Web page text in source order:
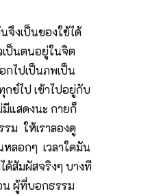
จึงเป็นของใช้ได้
เป็นตนอยู่ในจิต
กไปเป็นภพเป็น
กข์ไป เข้าไปอยู่กับ
แสดงนะ กายก็
ม ให้เราลองดู
ลอกๆ เวลาใดมัน
ด้สัมผัสจริงๆ บางที
น ผู้ที่บอกธรรม